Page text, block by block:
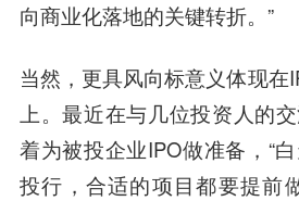
向商业化落地的关键转折。”
当然，更具风向标意义体现在
上。最近在与几位投资人的
着为被投企业IPO做准备，“
投行，合适的项目都要提前